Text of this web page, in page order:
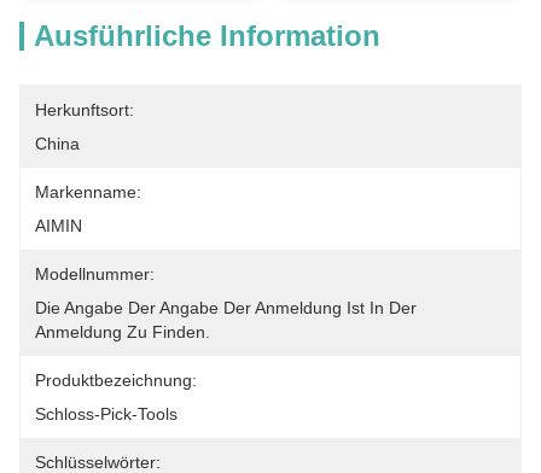
Ausführliche Information
Herkunftsort:
China
Markenname:
AIMIN
Modellnummer:
Die Angabe Der Angabe Der Anmeldung Ist In Der
Anmeldung Zu Finden.
Produktbezeichnung:
Schloss-Pick-Tools
Schlüsselwörter: